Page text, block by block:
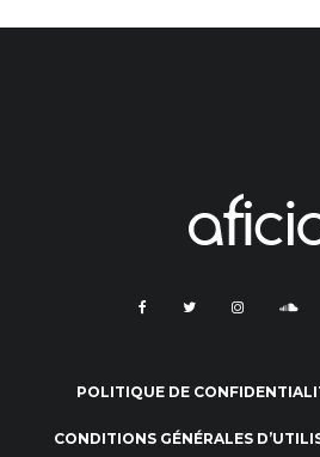
POLITIQUE DE
CONDITIONS GÉNÉRALES